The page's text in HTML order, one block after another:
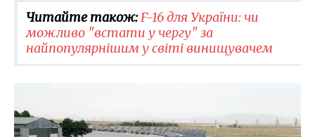
Читайте також:F-16 для України: чи
можливо "встати у чергу" за
найпопулярнішим у світі винищувачем